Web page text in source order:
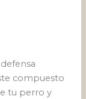
compuesto
tu perro y